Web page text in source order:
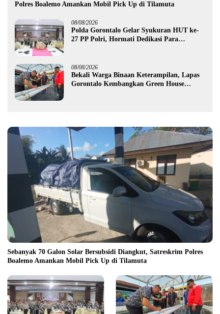
Polres Boalemo Amankan Mobil Pick Up di Tilamuta
08/08/2026
Polda Gorontalo Gelar Syukuran HUT ke-
27 PP Polri, Hormati Dedikasi Para
08/08/2026
Bekali Warga Binaan Keterampilan, Lapas
Gorontalo Kembangkan Green House
Sebanyak 70 Galon Solar Bersubsidi Diangkut, Satreskrim Polres
Boalemo Amankan Mobil Pick Up di Tilamuta